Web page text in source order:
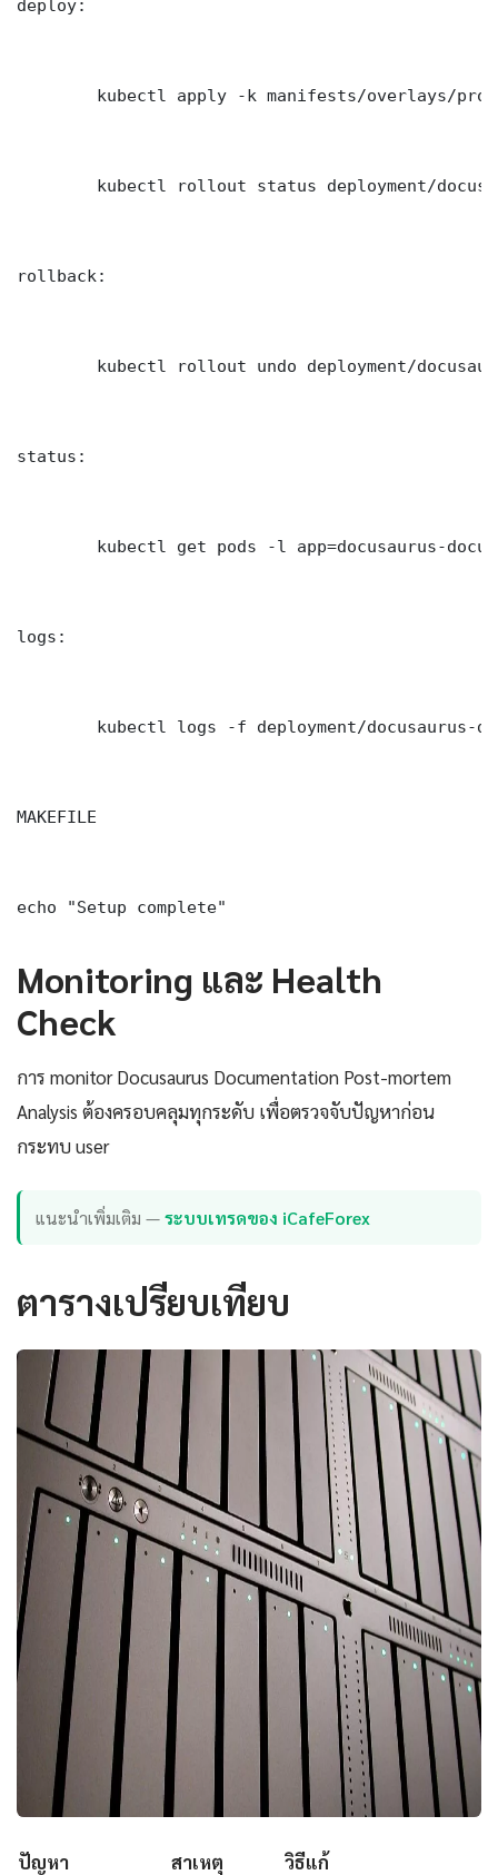
deploy:
rollback:
status:
logs:
MAKEFILE
echo "Setup complete"
Monitoring และ Health
Check
การ monitor Docusaurus Documentation Post-mortem
Analysis ต้องครอบคลุมทุกระดับ เพื่อตรวจจับปัญหาก่อน
กระทบ user
แนะนำเพิ่มเติม —ระบบเทรดของ iCafeForex
ตารางเปรียบเทียบ
ปัญหา สาเหตุ
วิธีแก้